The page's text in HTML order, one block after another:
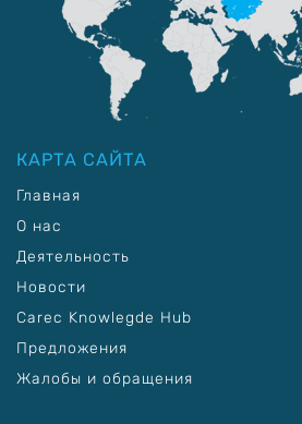
КАРТА САЙТА
Главная
О нас
Деятельность
Новости
Carec Knowlegde Hub
Предложения
Жалобы и обращения